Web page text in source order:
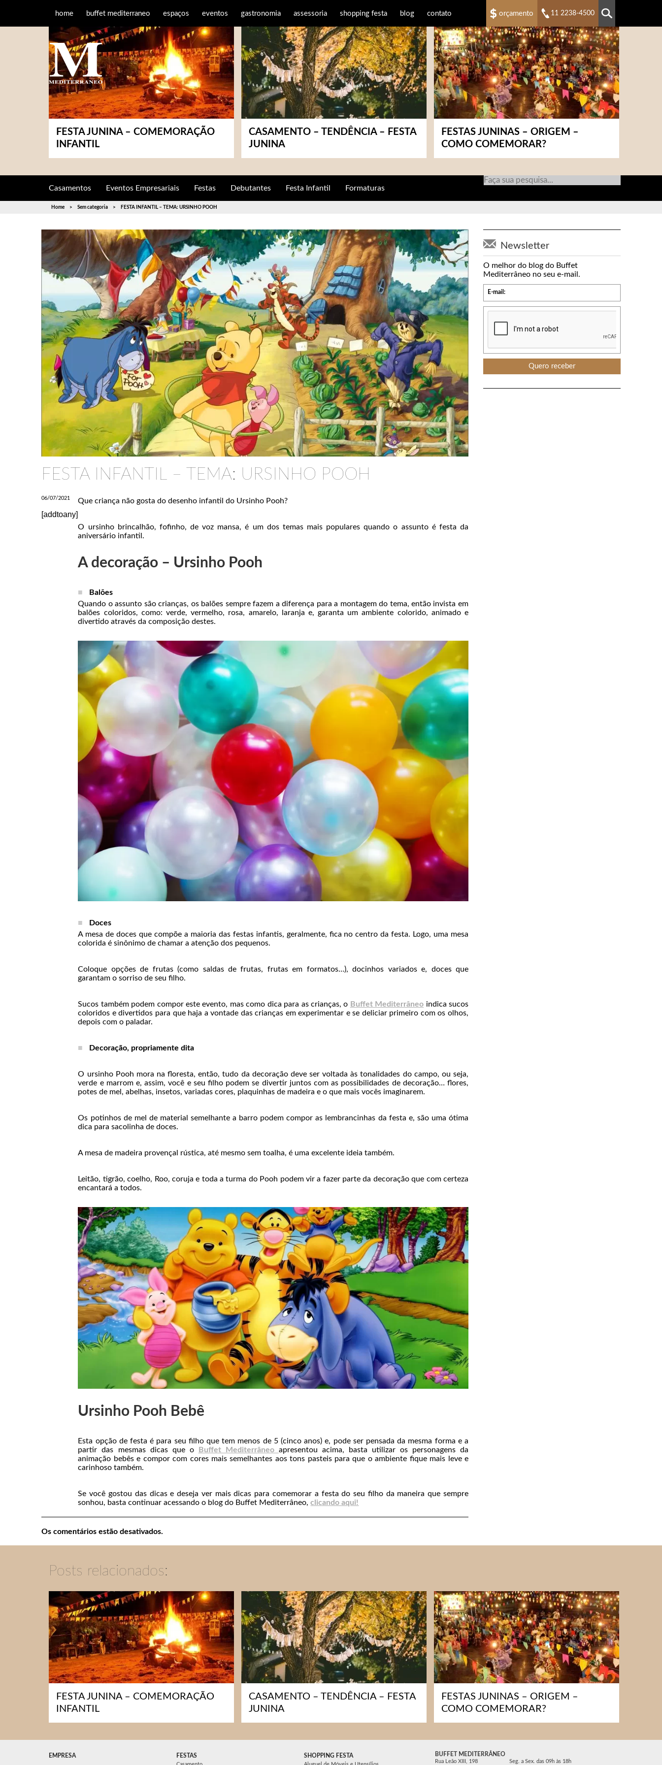
home buffet mediterraneo espaços eventos gastronomia assessoria shopping festa blog contato orçamento 11 2238-4500
FESTA JUNINA – COMEMORAÇÃO
INFANTIL
CASAMENTO – TENDÊNCIA – FESTA
JUNINA
FESTAS JUNINAS – ORIGEM –
COMO COMEMORAR?
Casamentos Eventos Empresariais Festas Debutantes Festa Infantil Formaturas
Home Sem categoria FESTA INFANTIL – TEMA: URSINHO POOH
FESTA INFANTIL – TEMA: URSINHO POOH
06/07/2021
[addtoany]
Que criança não gosta do desenho infantil do Ursinho Pooh?
O ursinho brincalhão, fofinho, de voz mansa, é um dos temas mais populares quando o assunto é festa da
aniversário infantil.
A decoração – Ursinho Pooh
Balões
Quando o assunto são crianças, os balões sempre fazem a diferença para a montagem do tema, então invista em
balões coloridos, como: verde, vermelho, rosa, amarelo, laranja e, garanta um ambiente colorido, animado e
divertido através da composição destes.
Doces
A mesa de doces que compõe a maioria das festas infantis, geralmente, fica no centro da festa. Logo, uma mesa
colorida é sinônimo de chamar a atenção dos pequenos.
Coloque opções de frutas (como saldas de frutas, frutas em formatos…), docinhos variados e, doces que
garantam o sorriso de seu filho.
Sucos também podem compor este evento, mas como dica para as crianças, o Buffet Mediterrâneo indica sucos
coloridos e divertidos para que haja a vontade das crianças em experimentar e se deliciar primeiro com os olhos,
depois com o paladar.
Decoração, propriamente dita
O ursinho Pooh mora na floresta, então, tudo da decoração deve ser voltada às tonalidades do campo, ou seja,
verde e marrom e, assim, você e seu filho podem se divertir juntos com as possibilidades de decoração… flores,
potes de mel, abelhas, insetos, variadas cores, plaquinhas de madeira e o que mais vocês imaginarem.
Os potinhos de mel de material semelhante a barro podem compor as lembrancinhas da festa e, são uma ótima
dica para sacolinha de doces.
A mesa de madeira provençal rústica, até mesmo sem toalha, é uma excelente ideia também.
Leitão, tigrão, coelho, Roo, coruja e toda a turma do Pooh podem vir a fazer parte da decoração que com certeza
encantará a todos.
Ursinho Pooh Bebê
Esta opção de festa é para seu filho que tem menos de 5 (cinco anos) e, pode ser pensada da mesma forma e a
partir das mesmas dicas que o
Buffet Mediterrâneo apresentou acima, basta utilizar os personagens da
animação bebês e compor com cores mais semelhantes aos tons pasteis para que o ambiente fique mais leve e
carinhoso também.
Se você gostou das dicas e deseja ver mais dicas para comemorar a festa do seu filho da maneira que sempre
sonhou, basta continuar acessando o blog do Buffet Mediterrâneo,clicando aqui!
Os comentários estão desativados.
Newsletter
O melhor do blog do Buffet
Mediterrâneo no seu e-mail.
E-mail:
Posts relacionados:
FESTA JUNINA – COMEMORAÇÃO
INFANTIL
CASAMENTO – TENDÊNCIA – FESTA
JUNINA
FESTAS JUNINAS – ORIGEM –
COMO COMEMORAR?
EMPRESA FESTAS SHOPPING FESTA BUFFET MEDITERRÂNEO
Rua Leão XIII, 198 Seg. a Sex. das 09h às 18h